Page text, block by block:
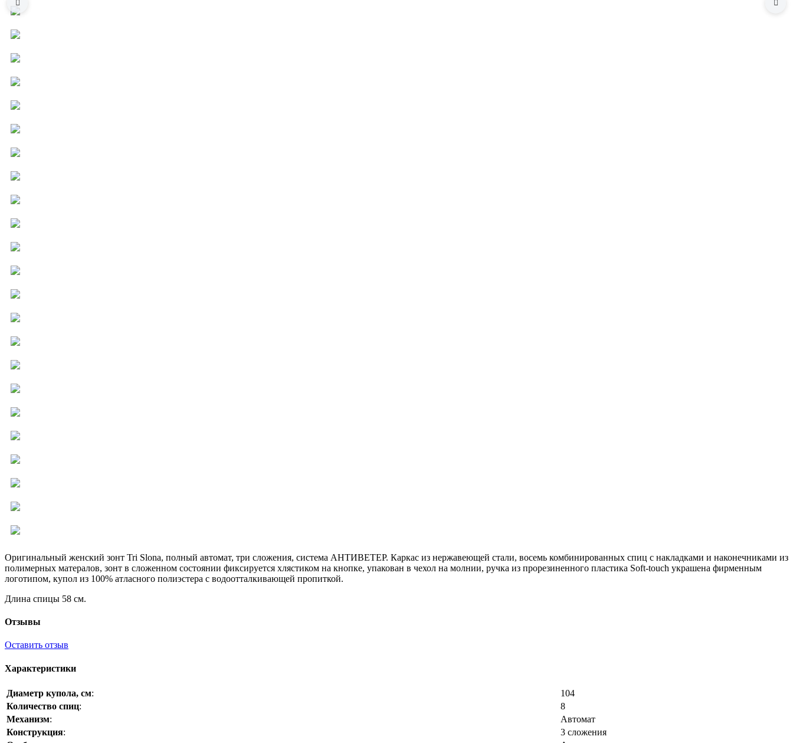
Оригинальный женский зонт Tri Slona, полный автомат, три сложения, система АНТИВЕТЕР. Каркас из нержавеющей стали, восемь комбинированных спиц с накладками и наконечниками из
полимерных матералов, зонт в сложенном состоянии фиксируется хлястиком на кнопке, упакован в чехол на молнии, ручка из прорезиненного пластика Soft-touch украшена фирменным
логотипом, купол из 100% атласного полиэстера с водоотталкивающей пропиткой.
Длина спицы 58 см.
Отзывы
Оставить отзыв
Характеристики
Диаметр купола, см:
104
Количество спиц:
8
Механизм:
Автомат
Конструкция:
3 сложения